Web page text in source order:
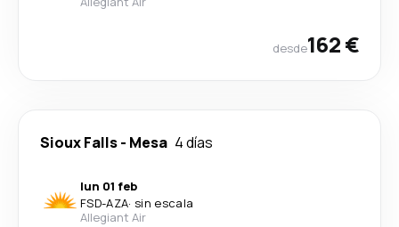
desde162 €
Sioux Falls- Mesa 4 días
lun 01 feb
FSD-AZA· sin escala
Allegiant Air